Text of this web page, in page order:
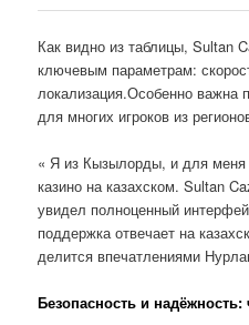
Как видно из таблицы, Sultan
ключевым параметрам:
локализация.Особенно важна
для многих игроков из
« Я из Кызылорды, и для меня
казино на казахском. Sultan
увидел полноценный
поддержка отвечает на
делится впечатлениями
Безопасность и надёжность: